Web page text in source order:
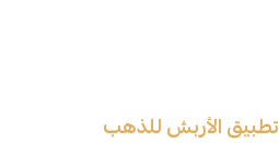
تطبيق الأربش للذهب